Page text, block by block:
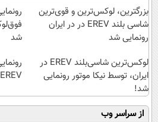
بزرگترین، لوکس‌ترین و قوی‌ترین
شاسی بلند EREV در در ایران
رونمایی شد
شد
لوکس‌ترین شاسی‌بلند EREV در
ایران، توسط نیکا موتور رونمایی
شد!
EREV در ایران
از سراسر وب